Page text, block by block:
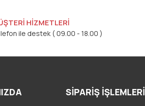
HİZMETLERİ
ile destek ( 09.00 - 18.00 )
SİPARİŞ İŞLEMLERİ